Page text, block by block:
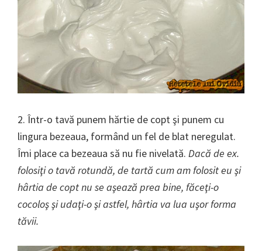
2. Într-o tavă punem hărtie de copt şi punem cu
lingura bezeaua, formând un fel de blat neregulat.
Îmi place ca bezeaua să nu fie nivelată. Dacă de ex.
folosiţi o tavă rotundă, de tartă cum am folosit eu şi
hârtia de copt nu se aşează prea bine, făceţi-o
cocoloş şi udaţi-o şi astfel, hârtia va lua uşor forma
tăvii.